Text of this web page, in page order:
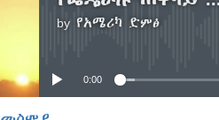
by የአሜሪካ ድምፅ
No media source currently
0:00